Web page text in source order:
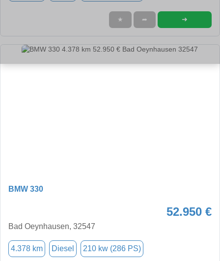
★ ➦ ➜
BMW 330
52.950 €
Bad Oeynhausen, 32547
4.378 km Diesel 210 kw (286 PS)